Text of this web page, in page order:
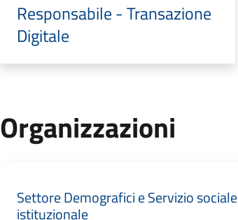
Responsabile - Transazione
Digitale
Organizzazioni
Settore Demografici e Servizio sociale
istituzionale